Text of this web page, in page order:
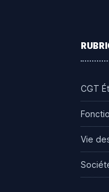
CGT
Vie